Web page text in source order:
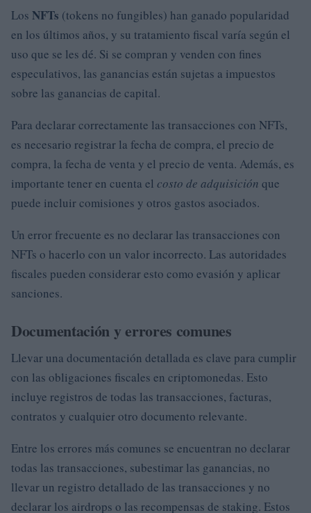
Los NFTs (tokens no fungibles) han ganado popularidad
en los últimos años, y su tratamiento fiscal varía según el
uso que se les dé. Si se compran y venden con fines
especulativos, las ganancias están sujetas a impuestos
sobre las ganancias de capital.
Para declarar correctamente las transacciones con NFTs,
es necesario registrar la fecha de compra, el precio de
compra, la fecha de venta y el precio de venta. Además, es
importante tener en cuenta el costo de adquisición que
puede incluir comisiones y otros gastos asociados.
Un error frecuente es no declarar las transacciones con
NFTs o hacerlo con un valor incorrecto. Las autoridades
fiscales pueden considerar esto como evasión y aplicar
sanciones.
Documentación y errores comunes
Llevar una documentación detallada es clave para cumplir
con las obligaciones fiscales en criptomonedas. Esto
incluye registros de todas las transacciones, facturas,
contratos y cualquier otro documento relevante.
Entre los errores más comunes se encuentran no declarar
todas las transacciones, subestimar las ganancias, no
llevar un registro detallado de las transacciones y no
declarar los airdrops o las recompensas de staking. Estos